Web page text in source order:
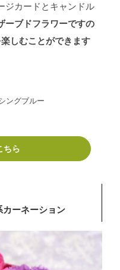
ジカードとキャンドル
ーブドフラワーですの
しむことができます
ングブルー
ちら
カーネーション